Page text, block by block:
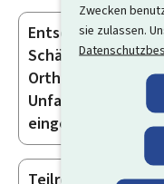
Zwecken
sie zulassen.
Entschädigung für
Schäden an
Orthesen oder
Unfalls, der ab dem
eingetreten ist
Teilrente bei